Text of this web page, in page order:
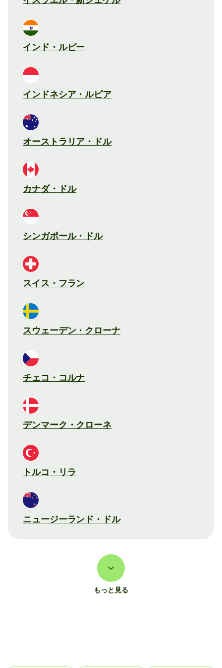
インド・ルピー
インドネシア・ルピア
オーストラリア・ドル
カナダ・ドル
シンガポール・ドル
スイス・フラン
スウェーデン・クローナ
チェコ・コルナ
デンマーク・クローネ
トルコ・リラ
ニュージーランド・ドル
もっと見る